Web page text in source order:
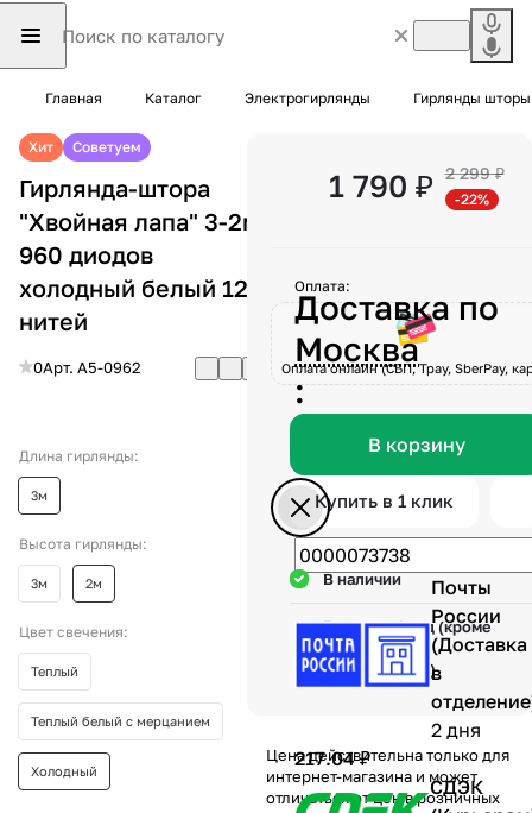
Главная Каталог Электрогирлянды Гирлянды
Хит Советуем
Гирлянда-штора
"Хвойная лапа" 3-2м
960 диодов
холодный белый 12
нитей
0Арт. A5-0962
Длина гирлянды:
3м
Высота гирлянды:
3м 2м
Цвет свечения:
Теплый
Теплый белый с мерцанием
Холодный
1 790 ₽ 2 299 ₽
-22%
Доставка по
Москва
:
Почты
России
(Доставка
в
2 дня
217.04 ₽
СДЭК
Оплата:
Оплата онлайн (СБП, Tpay, SberPay,
В корзину
Купить в 1 клик
В наличии
Гарантия 1 год (кроме
механических
повреждений)
Цена действительна только для
интернет-магазина и может
отличаться от цен в розничных